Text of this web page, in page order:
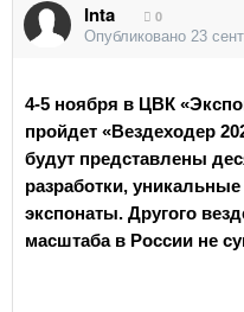
Inta
0
Опубликовано 23
4-5 ноября в ЦВК
пройдет «Вездеходер
будут представлены
разработки,
экспонаты. Другого
масштаба в России не